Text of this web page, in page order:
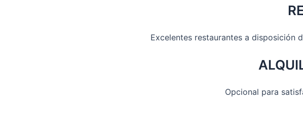
Excelentes restaurantes a disposición
Opcional para